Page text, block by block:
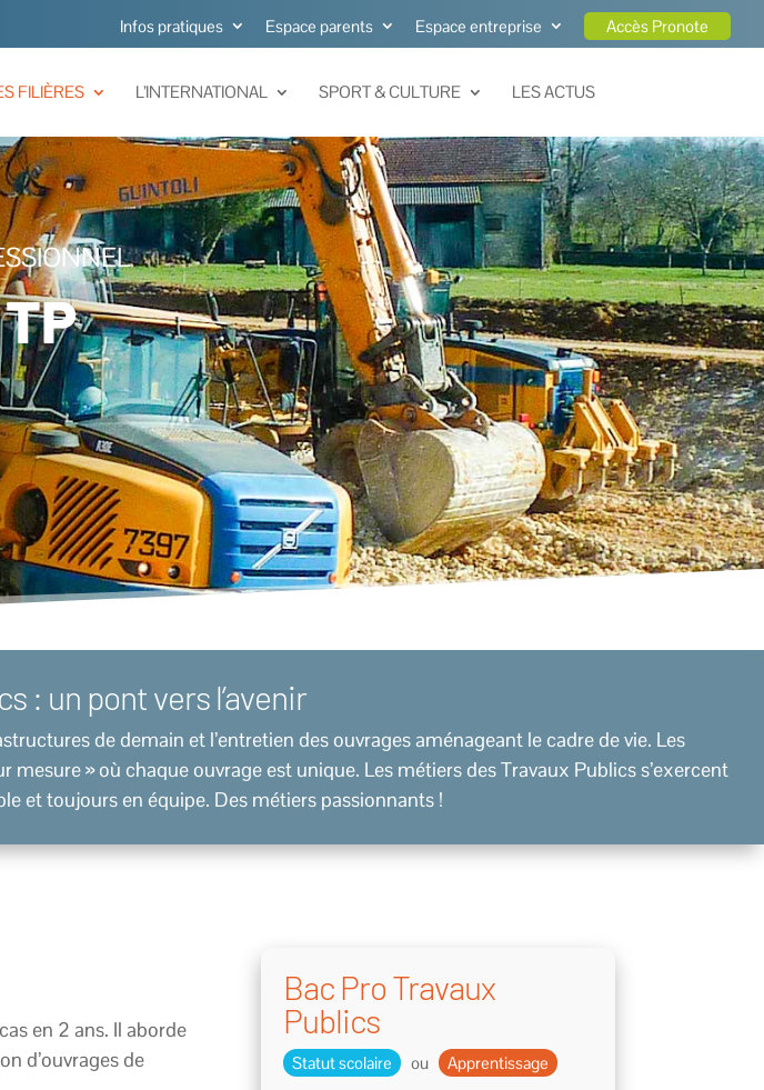
Infos pratiques Espace parents Espace entreprise Accès Pronote
FILIÈRES L’INTERNATIONAL SPORT & CULTURE LES ACTUS
: un pont vers l’avenir
de demain et l’entretien des ouvrages aménageant le cadre de vie. Les
mesure » où chaque ouvrage est unique. Les métiers des Travaux Publics s’exercent
et toujours en équipe. Des métiers passionnants !
en 2 ans. Il aborde
d’ouvrages de
Bac Pro Travaux
Publics
Statut scolaire ou Apprentissage